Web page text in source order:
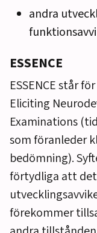
andra
ESSENCE
ESSENCE står
Eliciting
Examinations
som föranleder
bedömning).
förtydliga att
förekommer